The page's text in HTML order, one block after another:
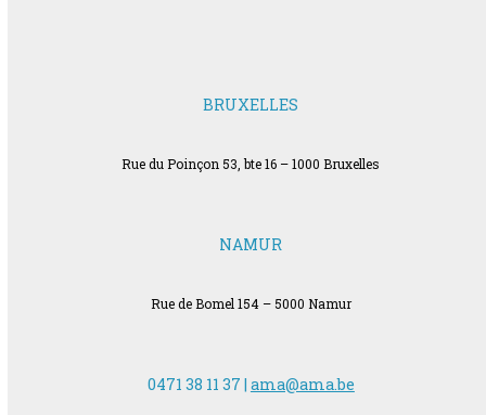
BRUXELLES
Rue du Poinçon 53, bte 16 – 1000 Bruxelles
NAMUR
Rue de Bomel 154 – 5000 Namur
0471 38 11 37 | ama@ama.be